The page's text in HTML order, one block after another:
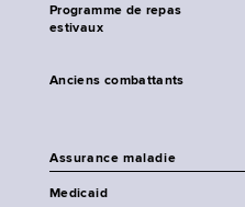
Programme de repas
estivaux
Anciens combattants
Assurance maladie
Medicaid